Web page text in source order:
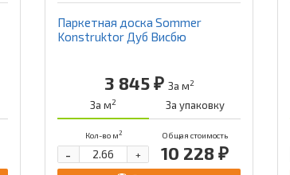
Паркетная доска Sommer
Konstruktor Дуб Висбю
3 845 ₽ За м2
За м2 За упаковку
Кол-во м2 Общая стоимость
10 228 ₽
+
-